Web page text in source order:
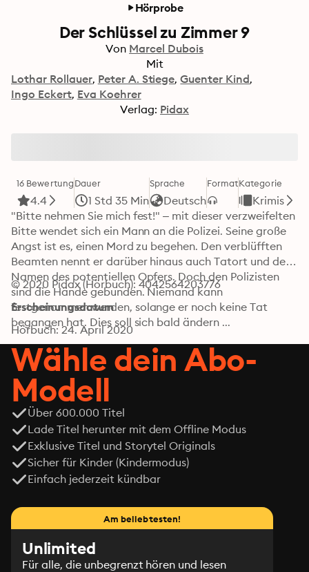
Hörprobe
Der Schlüssel zu Zimmer 9
Von Marcel Dubois
Mit
Lothar Rollauer Peter A. Stiege Guenter Kind
Ingo Eckert Eva Koehrer
Verlag: Pidax
16 Bewertung
4.4
Dauer
1 Std 35 Min
Sprache
Deutsch
FormatKategorie
Krimis
"Bitte nehmen Sie mich fest!" – mit dieser verzweifelten
Bitte wendet sich ein Mann an die Polizei. Seine große
Angst ist es, einen Mord zu begehen. Den verblüfften
Beamten nennt er darüber hinaus auch Tatort und den
Namen des potentiellen Opfers. Doch den Polizisten
sind die Hände gebunden. Niemand kann
festgenommen werden, solange er noch keine Tat
begangen hat. Dies soll sich bald ändern ...
© 2020 Pidax (Hörbuch): 4042564203776
Erscheinungsdatum
Hörbuch: 24. April 2020
Wähle dein Abo-
Modell
Über 600.000 Titel
Lade Titel herunter mit dem Offline Modus
Exklusive Titel und Storytel Originals
Sicher für Kinder (Kindermodus)
Einfach jederzeit kündbar
Am beliebtesten!
Unlimited
Für alle, die unbegrenzt hören und lesen